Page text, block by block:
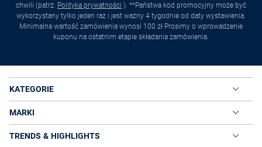
chwili (patrz: Polityka prywatności ). **Państwa kod promocyjny może być
wykorzystany tylko jeden raz i jest ważny 4 tygodnie od daty wystawienia.
Minimalna wartość zamówienia wynosi 100 zł Prosimy o wprowadzenie
kuponu na ostatnim etapie składania zamówienia.
KATEGORIE
MARKI
TRENDS & HIGHLIGHTS